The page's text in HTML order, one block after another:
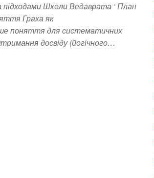
Школи Ведаврата ‘ План
Граха як
поняття для систематичних
досвіду (йогічного…